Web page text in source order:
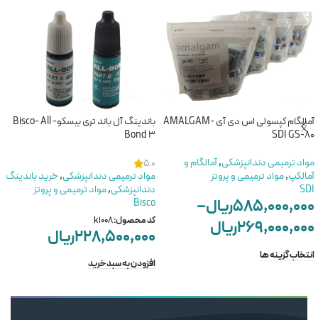
آمالگام کپسولی اس دی آی -AMALGAM
SDI GS-80
مواد ترمیمی دندانپزشکی,آمالگام و
آمالکپ,مواد ترمیمی و پروتز
SDI
۵۸۵,۰۰۰,۰۰۰ریال–
۲۶۹,۰۰۰,۰۰۰ریال
انتخاب گزینه ها
باندینگ آل باند تری بیسکو- Bisco- All
Bond 3
5.0
مواد ترمیمی دندانپزشکی,خرید باندینگ
دندانپزشکی,مواد ترمیمی و پروتز
Bisco
کد محصول:k1008
۲۲۸,۵۰۰,۰۰۰ریال
افزودن به سبد خرید